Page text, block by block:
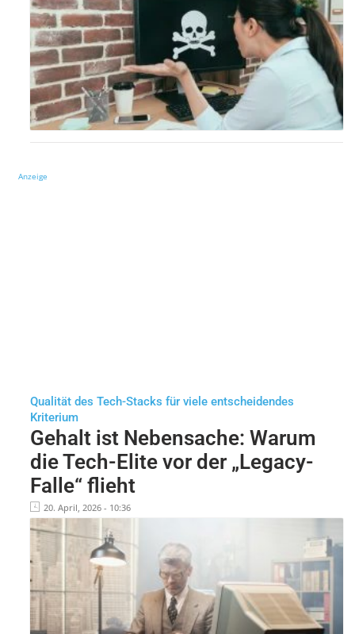
Anzeige
Qualität des Tech-Stacks für viele entscheidendes
Kriterium
Gehalt ist Nebensache: Warum
die Tech-Elite vor der „Legacy-
Falle“ flieht
20. April, 2026 - 10:36